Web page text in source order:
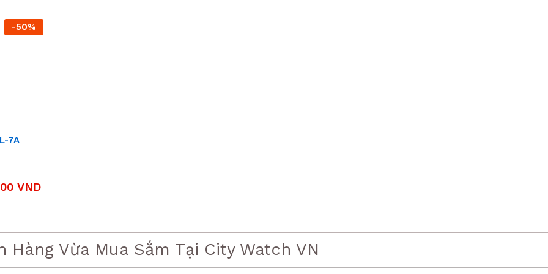
-50%
7A
VND
Hàng Vừa Mua Sắm Tại City Watch VN